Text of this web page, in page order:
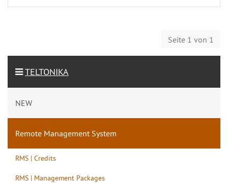
Seite 1 von 1
TELTONIKA
NEW
Remote Management System
RMS | Credits
RMS | Management Packages